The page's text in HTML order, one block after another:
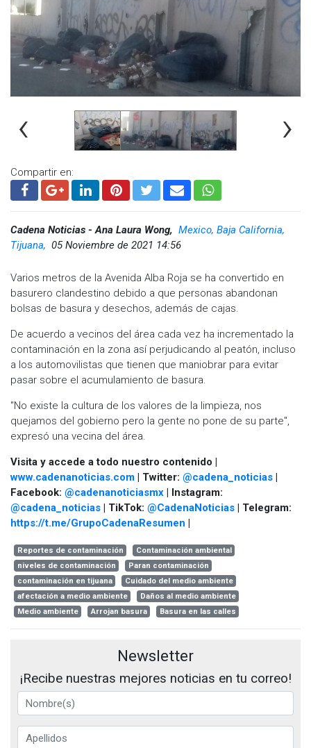
‹ ›
Compartir en:
Cadena Noticias - Ana Laura Wong, Mexico, Baja California,
Tijuana, 05 Noviembre de 2021 14:56
Varios metros de la Avenida Alba Roja se ha convertido en
basurero clandestino debido a que personas abandonan
bolsas de basura y desechos, además de cajas.
De acuerdo a vecinos del área cada vez ha incrementado la
contaminación en la zona así perjudicando al peatón, incluso
a los automovilistas que tienen que maniobrar para evitar
pasar sobre el acumulamiento de basura.
"No existe la cultura de los valores de la limpieza, nos
quejamos del gobierno pero la gente no pone de su parte",
expresó una vecina del área.
Visita y accede a todo nuestro contenido |
www.cadenanoticias.com | Twitter: @cadena_noticias |
Facebook: @cadenanoticiasmx | Instagram:
@cadena_noticias | TikTok: @CadenaNoticias | Telegram:
https://t.me/GrupoCadenaResumen |
Reportes de contaminación
Contaminación ambiental
niveles de contaminación
Paran contaminación
contaminación en tijuana
Cuidado del medio ambiente
afectación a medio ambiente
Daños al medio ambiente
Medio ambiente
Arrojan basura Basura en las calles
Newsletter
¡Recibe nuestras mejores noticias en tu correo!